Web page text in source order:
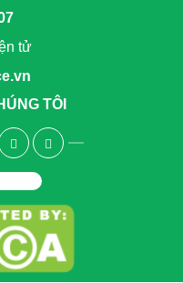
tử
TÔI